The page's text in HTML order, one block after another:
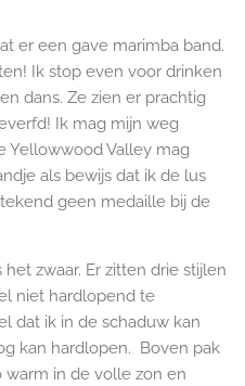
er een gave marimba band.
Ik stop even voor drinken
dans. Ze zien er prachtig
Ik mag mijn weg
Yellowwood Valley mag
als bewijs dat ik de lus
geen medaille bij de
zwaar. Er zitten drie stijlen
niet hardlopend te
dat ik in de schaduw kan
kan hardlopen. Boven pak
warm in de volle zon en